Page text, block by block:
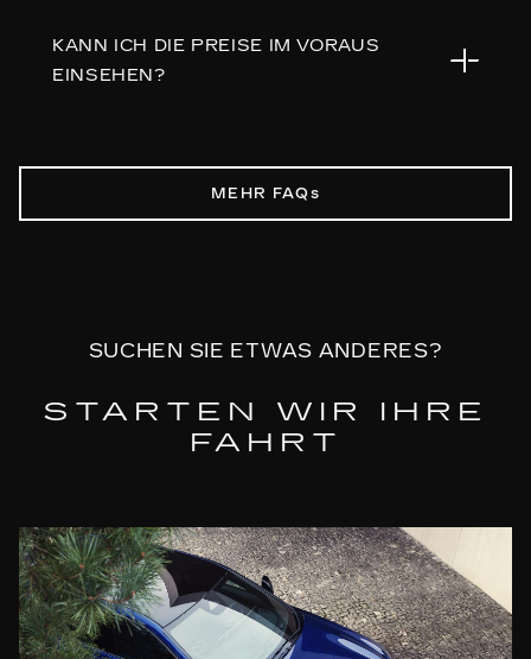
einer zugelassenen EV-Heimladestation laden
Sie Ihr Fahrzeug bequem über Nacht. Auf
Verfügung. Cadillac Charge sorgt dafür, dass
Ihre Reise mit mühelosem Laden Ihres
Elektrofahrzeugs überall dort weitergeht,
Die Cadillac App ist in ausgewählten
europäischen Ländern verfügbar, darunter
Cadillac Elektrofahrzeug und bietet
Fernzugriff auf wichtige Funktionen,
KANN ICH DIE PREISE IM VORAUS
EINSEHEN?
sorgt dafür, dass jeder EV-Ladevorgang
MEHR FAQs
SUCHEN SIE ETWAS ANDERES?
STARTEN WIR IHRE
FAHRT